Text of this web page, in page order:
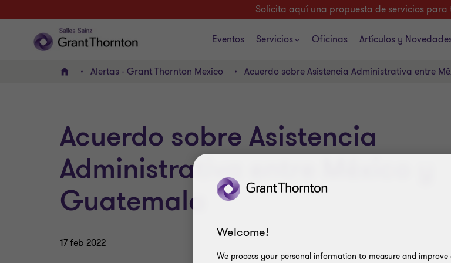
Solicita aquí una propuesta de servicios para
Eventos Servicios Oficinas Artículos y
INICIO Alertas - Grant Thornton Mexico Acuerdo sobre Asistencia Administrativa entre
Acuerdo sobre Asistencia
Administrativa entre México y
Guatemala
17 feb 2022
Welcome!
We process your personal information to measure and